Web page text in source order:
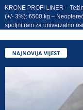
KRONE PROFI LINER –
(+/- 3%): 6500 kg –
spoljni ram za univerzalno
NAJNOVIJA VIJEST